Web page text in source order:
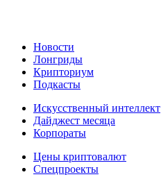
Новости
Лонгриды
Крипториум
Подкасты
Искусственный интеллект
Дайджест месяца
Корпораты
Цены криптовалют
Спецпроекты